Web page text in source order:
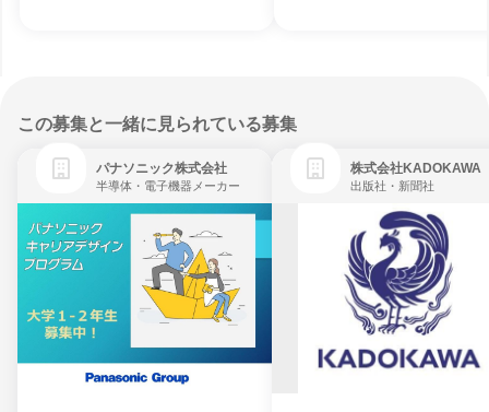
この募集と一緒に見られている募集
パナソニック株式会社
半導体・電子機器メーカー
株式会社KADOKAWA
出版社・新聞社